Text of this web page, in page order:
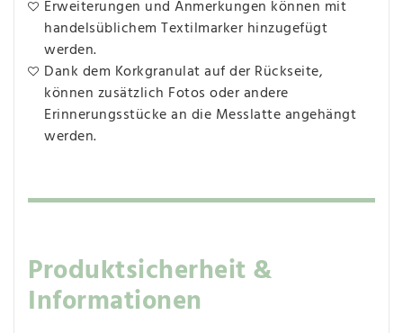
Erweiterungen und Anmerkungen können mit
handelsüblichem Textilmarker hinzugefügt
werden.
Dank dem Korkgranulat auf der Rückseite,
können zusätzlich Fotos oder andere
Erinnerungsstücke an die Messlatte angehängt
werden.
Produktsicherheit &
Informationen